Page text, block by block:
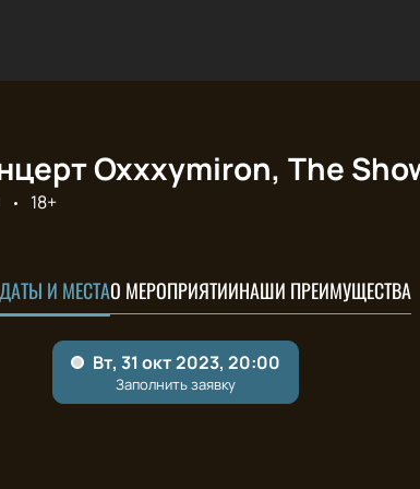
Oxxxymiron, The
18+
И МЕСТАО МЕРОПРИЯТИИНАШИ ПРЕИМУЩЕСТВА